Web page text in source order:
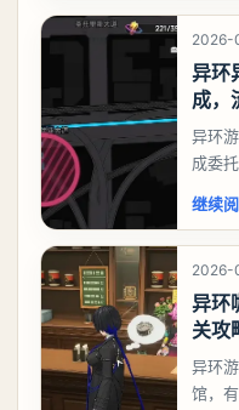
祸兮
2026-
异环
成，
异环
成委
么做
象委
继续
2026-
异环
关攻
异环
馆，